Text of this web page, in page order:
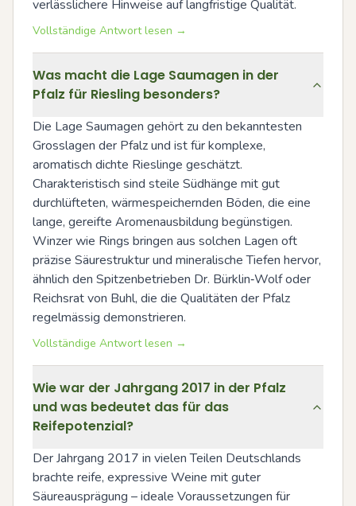
verlässlichere Hinweise auf langfristige Qualität.
Vollständige Antwort lesen →
Was macht die Lage Saumagen in der
Pfalz für Riesling besonders?
Die Lage Saumagen gehört zu den bekanntesten
Grosslagen der Pfalz und ist für komplexe,
aromatisch dichte Rieslinge geschätzt.
Charakteristisch sind steile Südhänge mit gut
durchlüfteten, wärmespeichernden Böden, die eine
lange, gereifte Aromenausbildung begünstigen.
Winzer wie Rings bringen aus solchen Lagen oft
präzise Säurestruktur und mineralische Tiefen hervor,
ähnlich den Spitzenbetrieben Dr. Bürklin‑Wolf oder
Reichsrat von Buhl, die die Qualitäten der Pfalz
regelmässig demonstrieren.
Vollständige Antwort lesen →
Wie war der Jahrgang 2017 in der Pfalz
und was bedeutet das für das
Reifepotenzial?
Der Jahrgang 2017 in vielen Teilen Deutschlands
brachte reife, expressive Weine mit guter
Säureausprägung – ideale Voraussetzungen für